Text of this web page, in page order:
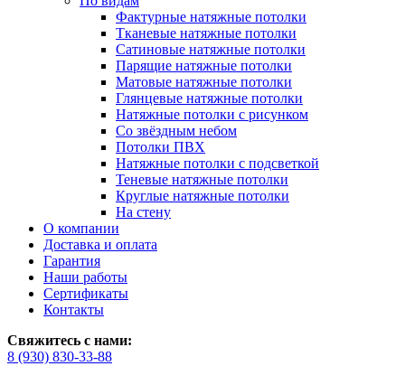
Фактурные натяжные потолки
Тканевые натяжные потолки
Сатиновые натяжные потолки
Парящие натяжные потолки
Матовые натяжные потолки
Глянцевые натяжные потолки
Натяжные потолки с рисунком
Со звёздным небом
Потолки ПВХ
Натяжные потолки с подсветкой
Теневые натяжные потолки
Круглые натяжные потолки
На стену
О компании
Доставка и оплата
Гарантия
Наши работы
Сертификаты
Контакты
Свяжитесь с нами:
8 (930) 830-33-88